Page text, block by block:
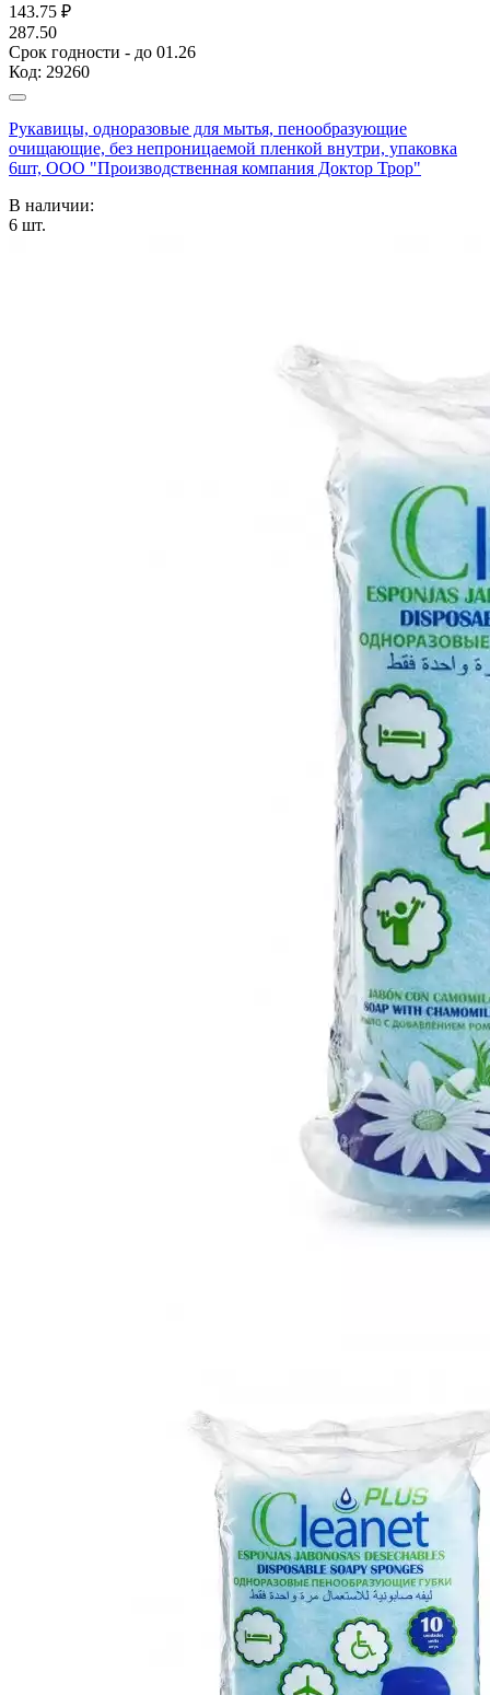
143.75 ₽
287.50
Срок годности - до 01.26
Код: 29260
Рукавицы, одноразовые для мытья, пенообразующие
очищающие, без непроницаемой пленкой внутри, упаковка
6шт, ООО "Производственная компания Доктор Трор"
В наличии:
6 шт.